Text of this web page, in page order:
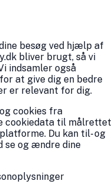
besøg ved hjælp af
bliver brugt, så vi
indsamler også
at give dig en bedre
er relevant for dig.
cookies fra
cookiedata til målrettet
Du kan til- og
se og ændre dine